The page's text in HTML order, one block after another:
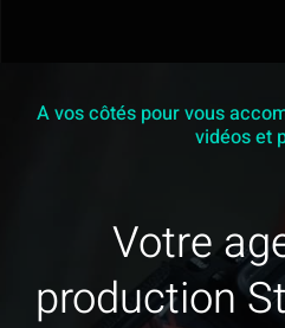
A vos côtés pour vous
vidéos et
Votre
production